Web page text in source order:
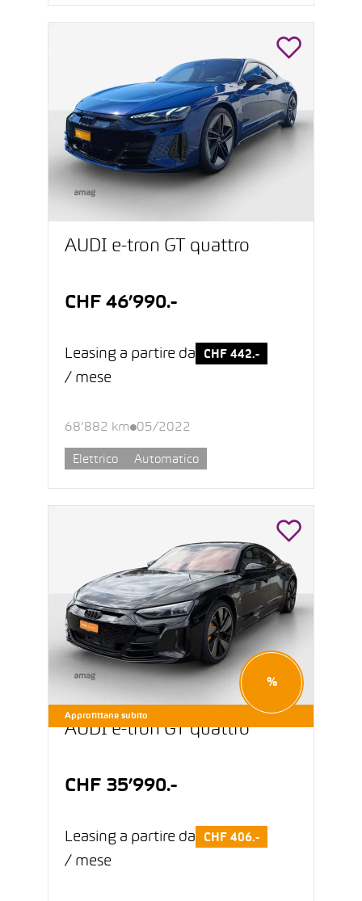
AUDI e-tron GT quattro
CHF 46’990.-
Leasing a partire da CHF 442.-
/ mese
68’882 km 05/2022
Elettrico Automatico
Approfittane subito
%
AUDI e-tron GT quattro
CHF 35’990.-
Leasing a partire da CHF 406.-
/ mese